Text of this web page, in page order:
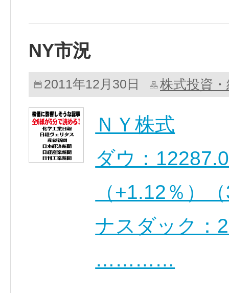
NY市況
2011年12月30日 株式投資
ＮＹ株式
ダウ：
（+1.12％）
ナスダック
…………